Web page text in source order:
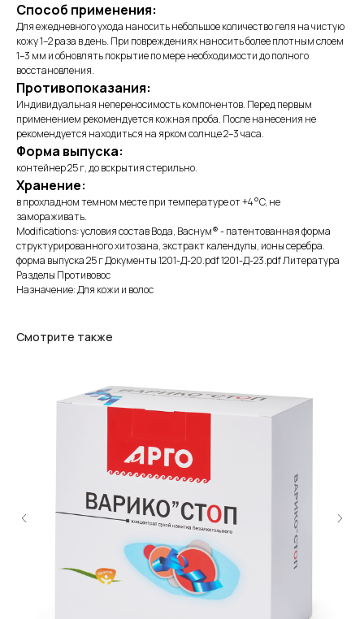
Способ применения:
Для ежедневного ухода наносить небольшое количество геля на чистую
кожу 1–2 раза в день. При повреждениях наносить более плотным слоем
1–3 мм и обновлять покрытие по мере необходимости до полного
восстановления.
Противопоказания:
Индивидуальная непереносимость компонентов. Перед первым
применением рекомендуется кожная проба. После нанесения не
рекомендуется находиться на ярком солнце 2–3 часа.
Форма выпуска:
контейнер 25 г, до вскрытия стерильно.
Хранение:
в прохладном темном месте при температуре от +4 °C, не
замораживать.
Modifications: условия состав Вода, Васнум® - патентованная форма
структурированного хитозана, экстракт календулы, ионы серебра.
форма выпуска 25 г Документы 1201-Д-20.pdf 1201-Д-23.pdf Литература
Разделы Противовос
Назначение: Для кожи и волос
Смотрите также